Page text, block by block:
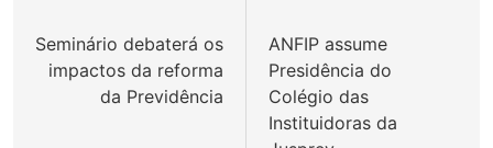
Post
Seminário debaterá os
impactos da reforma
da Previdência
ANFIP assume
Presidência do
Colégio das
Instituidoras da